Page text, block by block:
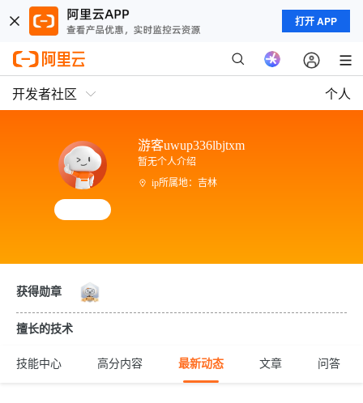
打开 APP
开发者社区 个人
游客uwup336lbjtxm
暂无个人介绍
ip所属地：吉林
获得勋章
擅长的技术
技能中心 高分内容 最新动态 文章 问答